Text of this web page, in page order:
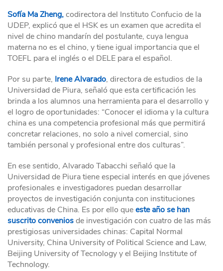
Sofía Ma Zheng,codirectora del Instituto Confucio de la
UDEP, explicó que el HSK es un examen que acredita el
nivel de chino mandarín del postulante, cuya lengua
materna no es el chino, y tiene igual importancia que el
TOEFL para el inglés o el DELE para el español.
Por su parte, Irene Alvarado, directora de estudios de la
Universidad de Piura, señaló que esta certificación les
brinda a los alumnos una herramienta para el desarrollo y
el logro de oportunidades: “Conocer el idioma y la cultura
china es una competencia profesional más que permitirá
concretar relaciones, no solo a nivel comercial, sino
también personal y profesional entre dos culturas”.
En ese sentido, Alvarado Tabacchi señaló que la
Universidad de Piura tiene especial interés en que jóvenes
profesionales e investigadores puedan desarrollar
proyectos de investigación conjunta con instituciones
educativas de China. Es por ello queeste año se han
suscrito conveniosde investigación con cuatro de las más
prestigiosas universidades chinas: Capital Normal
University, China University of Political Science and Law,
Beijing University of Tecnology y el Beijing Institute of
Technology.